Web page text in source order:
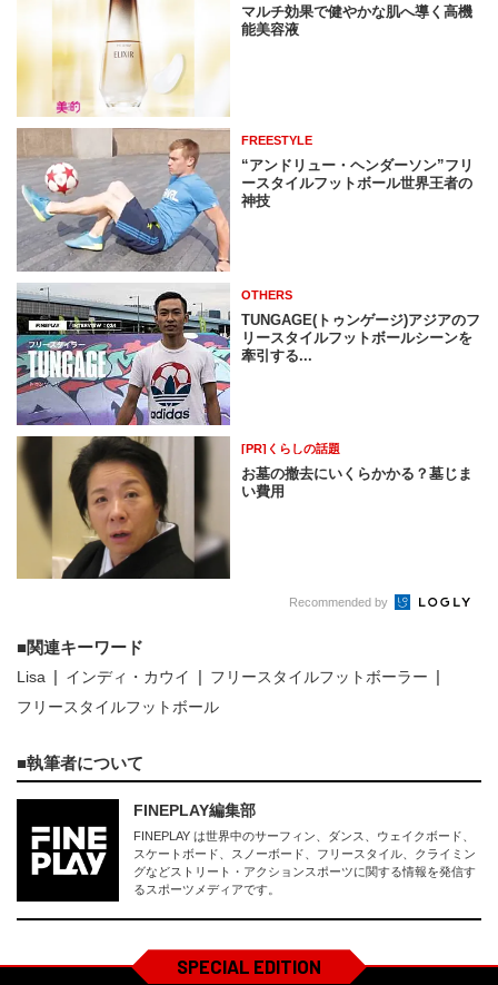
マルチ効果で健やかな肌へ導く高機
能美容液
FREESTYLE
“アンドリュー・ヘンダーソン”フリ
ースタイルフットボール世界王者の
神技
OTHERS
TUNGAGE(トゥンゲージ)アジアのフ
リースタイルフットボールシーンを
牽引する...
[PR]くらしの話題
お墓の撤去にいくらかかる？墓じま
い費用
Recommended by
関連キーワード
Lisa インディ・カウイ
フリースタイルフットボーラー
フリースタイルフットボール
執筆者について
FINEPLAY編集部
FINEPLAY は世界中のサーフィン、ダンス、ウェイクボード、
スケートボード、スノーボード、フリースタイル、クライミン
グなどストリート・アクションスポーツに関する情報を発信す
るスポーツメディアです。
SPECIAL EDITION